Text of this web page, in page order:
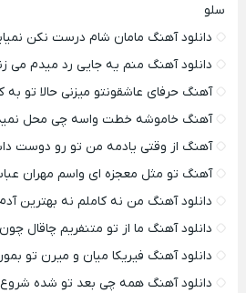
سلو
دانلود آهنگ مامان شام درست نکن
دانلود آهنگ منم یه جایی رد میدم می
آهنگ حرفای عاشقونتو میزنی حالا تو به
آهنگ خاموشه خطت واسه چی محل
آهنگ از وقتی یادمه من تو رو دوست
آهنگ تو مثل معجزه ای واسم مهران
دانلود آهنگ من نه کاملم نه بهترین
دانلود آهنگ ما از تو متنفریم چاقال
دانلود آهنگ فیریکا میان و میرن تو
دانلود آهنگ همه چی بعد تو شده شروع